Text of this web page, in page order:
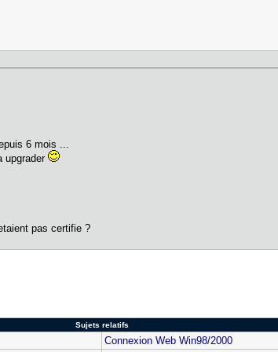
6 mois ...
upgrader
pas certifie ?
Sujets relatifs
Connexion Web Win98/2000